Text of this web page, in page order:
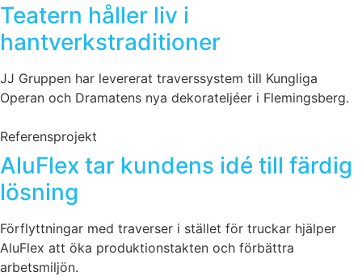
Teatern håller liv i
hantverkstraditioner
JJ Gruppen har levererat traverssystem till Kungliga
Operan och Dramatens nya dekorateljéer i Flemingsberg.
Referensprojekt
AluFlex tar kundens idé till färdig
lösning
Förflyttningar med traverser i stället för truckar hjälper
AluFlex att öka produktionstakten och förbättra
arbetsmiljön.